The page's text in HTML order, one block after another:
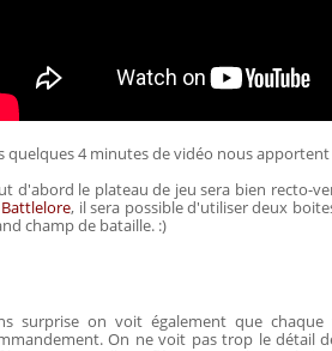
quelques 4 minutes de vidéo nous
d'abord le plateau de jeu sera bien recto-
Battlelore, il sera possible d'utiliser deux
champ de bataille. :)
surprise on voit également que
On ne voit pas trop le détail